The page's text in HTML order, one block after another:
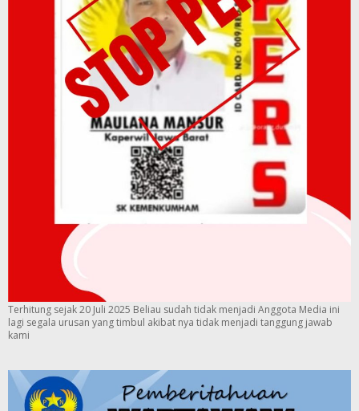
Terhitung sejak 20 Juli 2025 Beliau sudah tidak menjadi Anggota Media ini
lagi segala urusan yang timbul akibat nya tidak menjadi tanggung jawab
kami